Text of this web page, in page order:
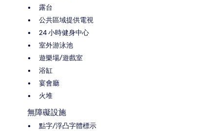
露台
公共區域提供電視
24 小時健身中心
室外游泳池
遊樂場/遊戲室
浴缸
宴會廳
火堆
無障礙設施
點字/浮凸字體標示